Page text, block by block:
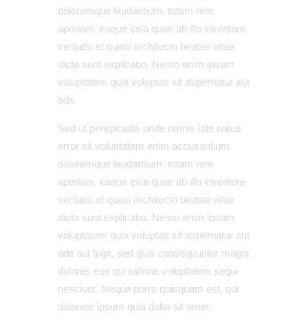
doloremque laudantium, totam rem
aperiam, eaque ipsa quae ab illo inventore
veritatis et quasi architecto beatae vitae
dicta sunt explicabo. Nemo enim ipsam
voluptatem quia voluptas sit aspernatur aut
odit.
Sed ut perspiciatis unde omnis iste natus
error sit voluptatem enim accusantium
doloremque laudantium, totam rem
aperiam, eaque ipsa quae ab illo inventore
veritatis et quasi architecto beatae vitae
dicta sunt explicabo. Nemo enim ipsam
voluptatem quia voluptas sit aspernatur aut
odit aut fugit, sed quia consequuntur magni
dolores eos qui ratione voluptatem sequi
nesciunt. Neque porro quisquam est, qui
dolorem ipsum quia dolor sit amet,